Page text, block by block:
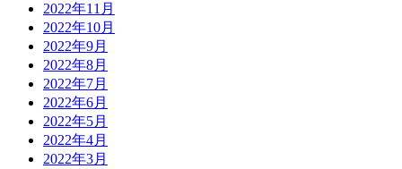
2022年11月
2022年10月
2022年9月
2022年8月
2022年7月
2022年6月
2022年5月
2022年4月
2022年3月